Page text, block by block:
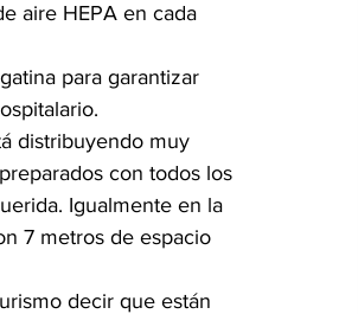
aire HEPA en cada
para garantizar
distribuyendo muy
con todos los
Igualmente en la
7 metros de espacio
decir que están